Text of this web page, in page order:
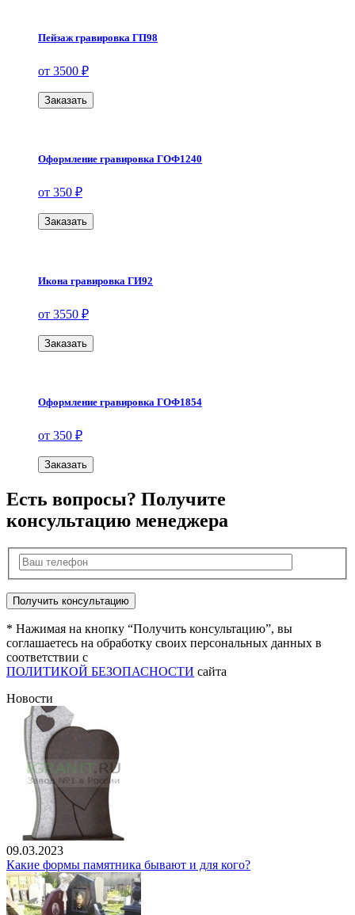
Пейзаж гравировка ГП98
от 3500 ₽
Заказать
Оформление гравировка ГОФ1240
от 350 ₽
Заказать
Икона гравировка ГИ92
от 3550 ₽
Заказать
Оформление гравировка ГОФ1854
от 350 ₽
Заказать
Есть вопросы? Получите
консультацию менеджера
* Нажимая на кнопку “Получить консультацию”, вы
соглашаетесь на обработку своих персональных данных в
соответствии с
ПОЛИТИКОЙ БЕЗОПАСНОСТИ сайта
Новости
09.03.2023
Какие формы памятника бывают и для кого?